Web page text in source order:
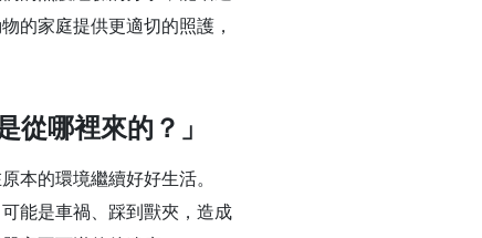
的家庭提供更適切的照護，
從哪裡來的？」
本的環境繼續好好生活。
能是車禍、踩到獸夾，造成